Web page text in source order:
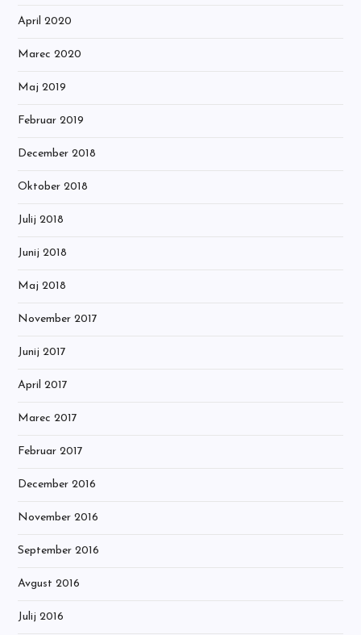
April 2020
Marec 2020
Maj 2019
Februar 2019
December 2018
Oktober 2018
Julij 2018
Junij 2018
Maj 2018
November 2017
Junij 2017
April 2017
Marec 2017
Februar 2017
December 2016
November 2016
September 2016
Avgust 2016
Julij 2016